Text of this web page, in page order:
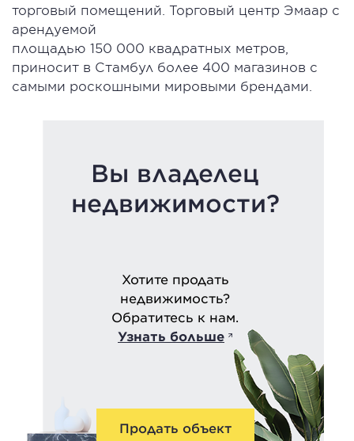
торговый помещений. Торговый центр Эмаар с
арендуемой
площадью 150 000 квадратных метров,
приносит в Стамбул более 400 магазинов с
самыми роскошными мировыми брендами.
Вы владелец
недвижимости?
Хотите продать
недвижимость?
Обратитесь к нам.
Узнать больше
Продать объект